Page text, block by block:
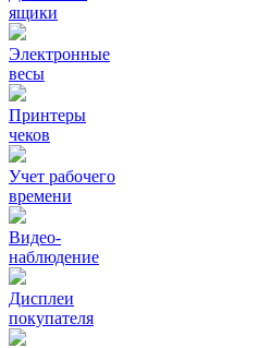
ящики
Электронные
весы
Принтеры
чеков
Учет рабочего
времени
Видео‑
наблюдение
Дисплеи
покупателя